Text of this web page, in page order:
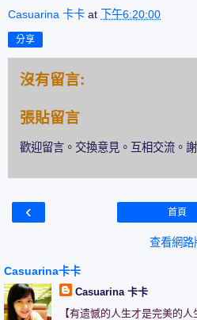
Casuarina 卡卡 at 下午6:20:00
分享
沒有留言:
張貼留言
歡迎留言。交換意見。互相交流。
‹ 首頁
查看網路
Casuarina卡卡
Casuarina 卡卡
【有遗憾的人生才是完美的